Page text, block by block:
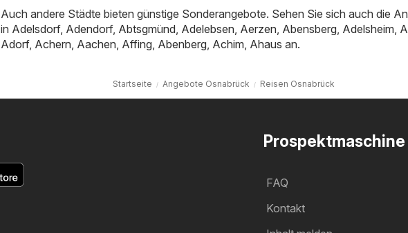
Auch andere Städte bieten günstige Sonderangebote. Sehen Sie sich auch die
in Adelsdorf, Adendorf, Abtsgmünd, Adelebsen, Aerzen, Abensberg, Adelsheim,
Adorf, Achern, Aachen, Affing, Abenberg, Achim, Ahaus an.
Startseite Angebote Osnabrück Reisen Osnabrück
Prospektmaschine
FAQ
Kontakt